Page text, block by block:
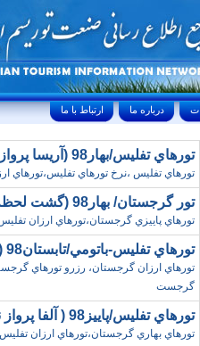
ارتباط با ما درباره ما
تورهاي تفليس/بهار98 (آريسا پرواز پارسه)
تورهاي تفليس ،نرخ تورهاي تفليس،تورهاي
تور گرجستان/ بهار98 (گشت لحظه ديدار )
تورهاي پاييزي گرجستان،تورهاي ارزان تفليس،رزرو
تورهاي تفليس-باتومي/تابستان98 (ناخداي سفر)
گرجست
تورهاي تفليس/پاييز98 ( آلفا پرواز نيلي)
تورهاي بهاري گرجستان،تورهاي ارزان تفليس،رزرو